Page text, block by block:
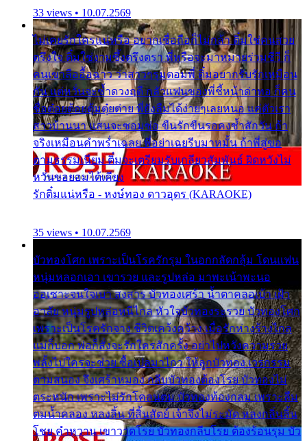
33 views • 10.07.2569
ไม่เคยรักใครแน่หรือ อยากเชื่อถือก็ไม่กล้า ติ๋มใช่คนสวย
ตรึงใจ ติ๋มใช่งามซึ้งตรึงตรา พี่หรือจะมาหมายร่วมชีวี ก็
คนเขาลืออื้อฉาว ว่าสาวๆรุมตอมพี่ ติ๋มอยากรับรักเหมือน
กัน แต่หวั่นจะช้ำดวงฤดี กลัวแฟนของพี่ชี้หน้าด่าทอ ก็คน
ชื่อต๋อยต้อยตุ้มตุ๋ยต่าย พี่ยังลืมได้ง่ายๆเลยหนอ แค่ตัวเรา
สาวบ้านนา แสนจะซอมซ่อ ขืนรักขืนรอคงช้ำสักวัน ถ้า
จริงเหมือนคำพร่ำเฉลย พี่อย่าเฉยรีบมาหมั้น ถ้าพี่สู่ขอ
ตามธรรมเนียม ติ๋มจะเตรียมรับเกลียวสัมพันธ์ ผิดหวังไม่
หวั่นขอยอมได้เคียง
รักติ๋มแน่หรือ - หงษ์ทอง ดาวอุดร (KARAOKE)
35 views • 10.07.2569
บัวทองโศก เพราะเป็นโรครักรุม ในอกกลัดกลุ้ม โดนแฟน
หนุ่มหลอกเอา เขารวย และรูปหล่อ มาพะเน้าพะนอ
ออเซาะจนใจเบา สงสาร บัวทองเศร้า น้ำตาคลอเบ้า เฝ้า
อาลัย หนุ่มรูปหล่อหนีไกล หัวใจบัวทองระรวย บัวทองโศก
เพราะเป็นโรครักจาง ชีวิตเคว้งคว้าง เมื่อรักห่างร้างไกล
แม่ก็บอก พ่อก็สั่งจะรักใครสักครั้ง อย่าไปหวังความรวย
พลั้งไปใครจะช่วย ซื้อเปลมาไกว ให้ลูกบัวทอง เวรกรรม
ตามสนอง จึงเศร้าหมอง กลีบบัวทองต้องโรย บัวทองไม่
ตระหนัก เพราะไม่รักโคลนตม บัวทองท้องกลม เพราะลืม
ตมน้ำคลอง หลงลิ้น ที่สิ้นสัตย์ เจ้าจึงไม่ระมัด หลงกลิ่นลิ้น
โชย คำหวาน เขาวาดโรย บัวทองกลีบโรย ต้องร้อนรุม บัว